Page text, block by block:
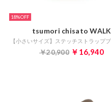
18%
tsumori chisato WALK
￥20,900 ￥16,940